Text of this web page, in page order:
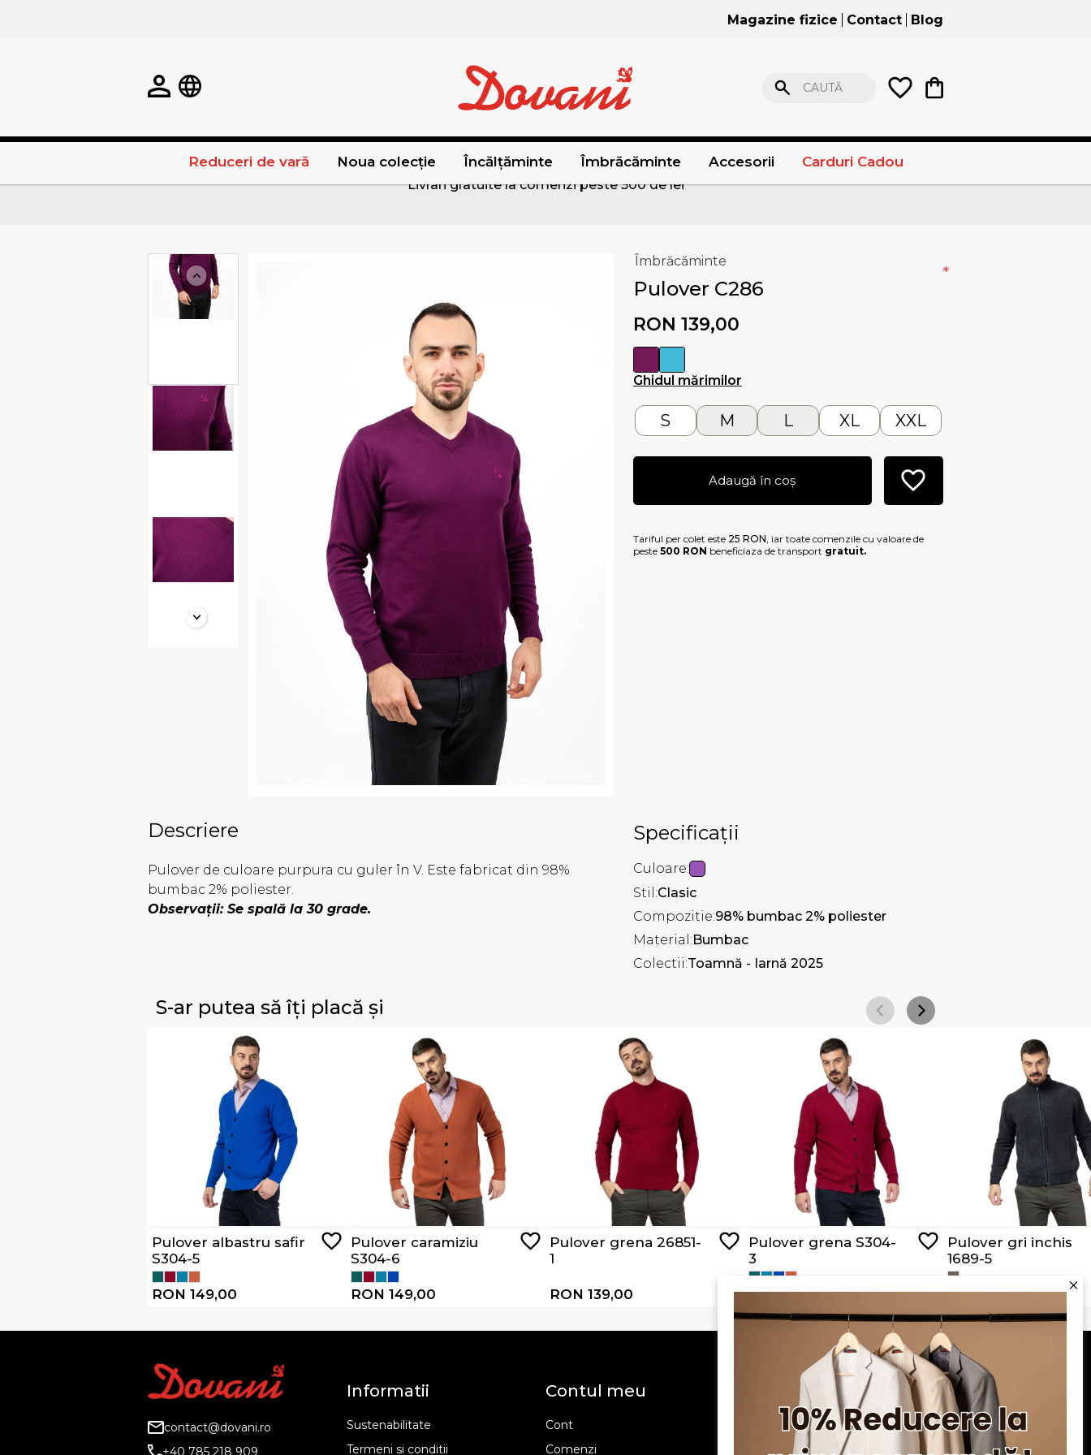
Magazine fizice Contact Blog
CAUTĂ
Reduceri de vară Noua colecție Încălțăminte Îmbrăcăminte Accesorii Carduri Cadou
Livrari gratuite la comenzi peste 500 de lei
Îmbrăcăminte
Pulover C286
RON 139,00
Ghidul mărimilor
*
S M L XL XXL
Adaugă în coș
Tariful per colet este 25 RON , iar toate comenzile cu valoare de
peste 500 RON beneficiaza de transport gratuit.
Descriere
Pulover de culoare purpura cu guler în V. Este fabricat din 98%
bumbac 2% poliester.
Observații: Se spală la 30 grade.
Specificații
Culoare:
Stil:Clasic
Compozitie:98% bumbac 2% poliester
Material:Bumbac
Colectii:Toamnă - Iarnă 2025
S-ar putea să îți placă și
Pulover albastru safir
S304-5
RON 149,00
Pulover caramiziu
S304-6
RON 149,00
Pulover grena 26851-
1
RON 139,00
Pulover grena S304-
3
RON 149,00
Pulover gri inchis
1689-5
RON 219,00
contact@dovani.ro
+40 785 218 909
Informatii
Sustenabilitate
Termeni si conditii
Contul meu
Cont
Comenzi
Serviciu clienți
Apariții în presă